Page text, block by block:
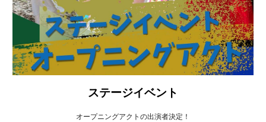
ステージイベント
オープニングアクト の出演者決定！